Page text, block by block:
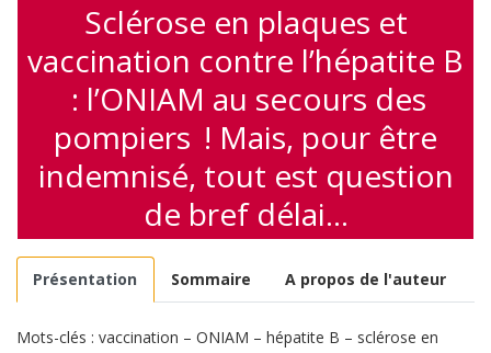
Sclérose en plaques et
vaccination contre l’hépatite B
: l’ONIAM au secours des
pompiers ! Mais, pour être
indemnisé, tout est question
de bref délai…
Présentation Sommaire A propos de l'auteur
Mots-clés : vaccination – ONIAM – hépatite B – sclérose en